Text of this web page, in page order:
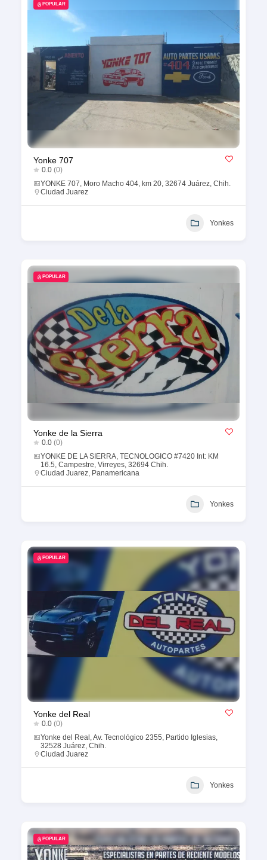
POPULAR
Yonke 707
0.0 (0)
YONKE 707, Moro Macho 404, km 20, 32674 Juárez, Chih.
Ciudad Juarez
Yonkes
POPULAR
Yonke de la Sierra
0.0 (0)
YONKE DE LA SIERRA, TECNOLOGICO #7420 Int: KM
16.5, Campestre, Virreyes, 32694 Chih.
Ciudad Juarez Panamericana
Yonkes
POPULAR
Yonke del Real
0.0 (0)
Yonke del Real, Av. Tecnológico 2355, Partido Iglesias,
32528 Juárez, Chih.
Ciudad Juarez
Yonkes
POPULAR